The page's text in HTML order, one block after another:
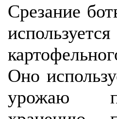
Срезание
Оно
урожаю